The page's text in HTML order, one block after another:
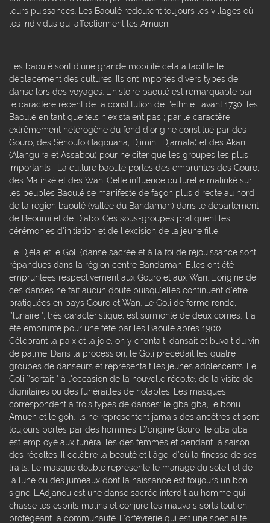
leurs puissances. Les Baoulé redoutent toujours les villages où
les individus qui affectionnent les Amuen.
Les baoulé sont d'une grande mobilité cela a facilité le
déplacement des cultures. Ils ont importés divers types de
danse lors des voyages. L'histoire baoulé est remarquable par
le caractère récent de la constitution de l'ethnie ; avant 1730, les
Baoulé en tant que tels n'existaient pas ; par le caractère
extrêmement hétérogène du fond d'origine constitué par des
Gouro, des Sénoufo (Tagouana, Djimini, Djamala) et des Akan
(Alanguira et Assabou) pour ne citer que les groupes les plus
importants ; La culture baoulé portes des empruntes des Gouro,
des Malinké et des Wan. Cette influence culturelle malinké sur
les peuples Baoulé se manifeste de façon plus directe au nord
de la région baoulé (vallée du Bandaman) dans le département
de Béoumi et de Diabo. Ces sous-groupes pratiquent les
cérémonies d'initiation et de l'excision de la jeune fille.
Le Djéla et le Goli (danse sacrée et à la foi de réjouissance sont
répandues dans la région centre Bandaman. Elles ont été
empruntées respectivement aux Gouro et aux Wan. L'origine de
ces danses ne fait aucun doute puisqu'elles continuent d'être
pratiquées en pays Gouro et Wan. Le Goli de forme ronde,
`'lunaire ", très caractéristique, est surmonté de deux cornes. Il a
été emprunté pour une fête par les Baoulé après 1900.
Célébrant la paix et la joie, on y chantait, dansait et buvait du vin
de palme. Dans la procession, le Goli précédait les quatre
groupes de danseurs et représentait les jeunes adolescents. Le
Goli `'sortait " à l'occasion de la nouvelle récolte, de la visite de
dignitaires ou des funérailles de notables. Les masques
correspondent à trois types de danses: le gba gba, le bonu
Amuen et le goh. Ils ne représentent jamais des ancêtres et sont
toujours portés par des hommes. D'origine Gouro, le gba gba
est employé aux funérailles des femmes et pendant la saison
des récoltes. Il célèbre la beauté et l'âge, d'où la finesse de ses
traits. Le masque double représente le mariage du soleil et de
la lune ou des jumeaux dont la naissance est toujours un bon
signe. L'Adjanou est une danse sacrée interdit au homme qui
chasse les esprits malins et conjure les mauvais sorts tout en
protégeant la communauté. L'orfèvrerie qui est une spécialité